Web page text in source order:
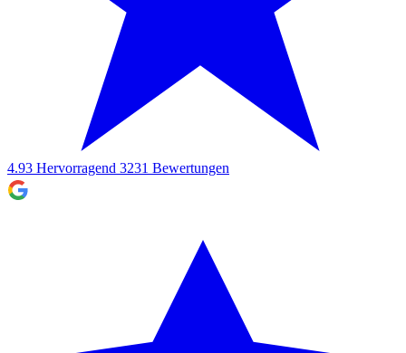
4.93 Hervorragend 3231 Bewertungen